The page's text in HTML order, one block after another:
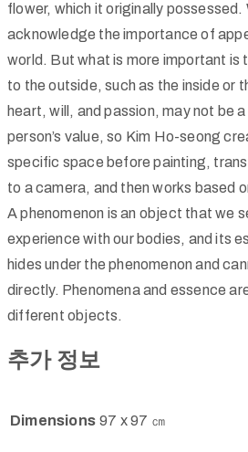
flower, which it originally possessed.
acknowledge the importance of
world. But what is more important is
to the outside, such as the inside or
heart, will, and passion, may not be
person’s value, so Kim Ho-seong
specific space before painting,
to a camera, and then works based
A phenomenon is an object that we
experience with our bodies, and its
hides under the phenomenon and
directly. Phenomena and essence
different objects.
추가 정보
Dimensions 97 x 97 ㎝